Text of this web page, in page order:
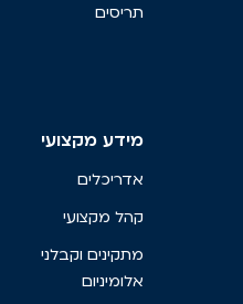
תריסים
מידע מקצועי
אדריכלים
קהל מקצועי
מתקינים וקבלני
אלומיניום